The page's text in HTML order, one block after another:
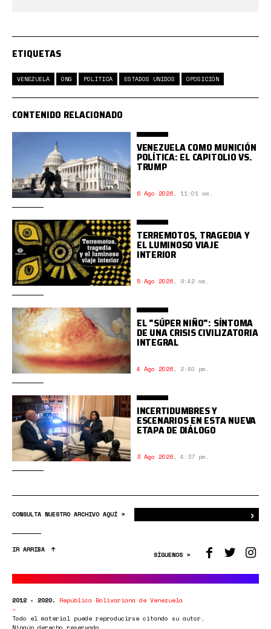
ETIQUETAS
VENEZUELA ONG POLÍTICA ESTADOS UNIDOS OPOSICIÓN
CONTENIDO RELACIONADO
VENEZUELA COMO MUNICIÓN
POLÍTICA: EL CAPITOLIO VS.
TRUMP
6 Ago 2026, 11:01 am.
TERREMOTOS, TRAGEDIA Y
EL LUMINOSO VIAJE
INTERIOR
5 Ago 2026, 9:42 am.
EL "SÚPER NIÑO": SÍNTOMA
DE UNA CRISIS CIVILIZATORIA
INTEGRAL
4 Ago 2026, 2:40 pm.
INCERTIDUMBRES Y
ESCENARIOS EN ESTA NUEVA
ETAPA DE DIÁLOGO
3 Ago 2026, 4:37 pm.
CONSULTA NUESTRO ARCHIVO AQUÍ > ›
IR ARRIBA
SÍGUENOS >
2012 - 2020. República Bolivariana de Venezuela
Todo el material puede reproducirse citando su autor.